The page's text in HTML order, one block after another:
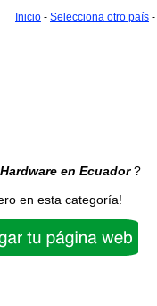
Inicio - Selecciona otro país -
Hardware en Ecuador?
en esta categoría!